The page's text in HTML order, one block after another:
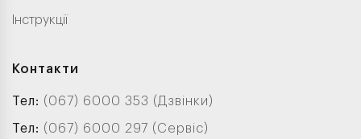
Інструкції
Контакти
Тел: (067) 6000 353 (Дзвінки)
Тел: (067) 6000 297 (Сервіс)